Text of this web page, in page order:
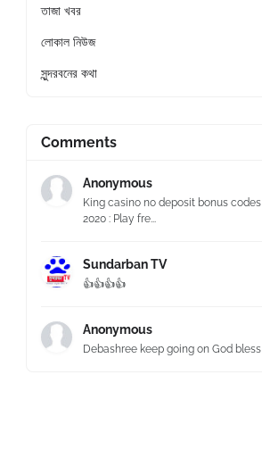
তাজা খবর
লোকাল নিউজ
সুন্দরবনের কথা
Comments
Anonymous
King casino no deposit bonus codes
2020 : Play fre...
Sundarban TV
👍👍👍👍
Anonymous
Debashree keep going on God bless